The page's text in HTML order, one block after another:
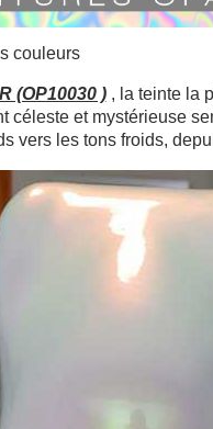
couleurs
(OP10030 ), la teinte la
céleste et mystérieuse
vers les tons froids,